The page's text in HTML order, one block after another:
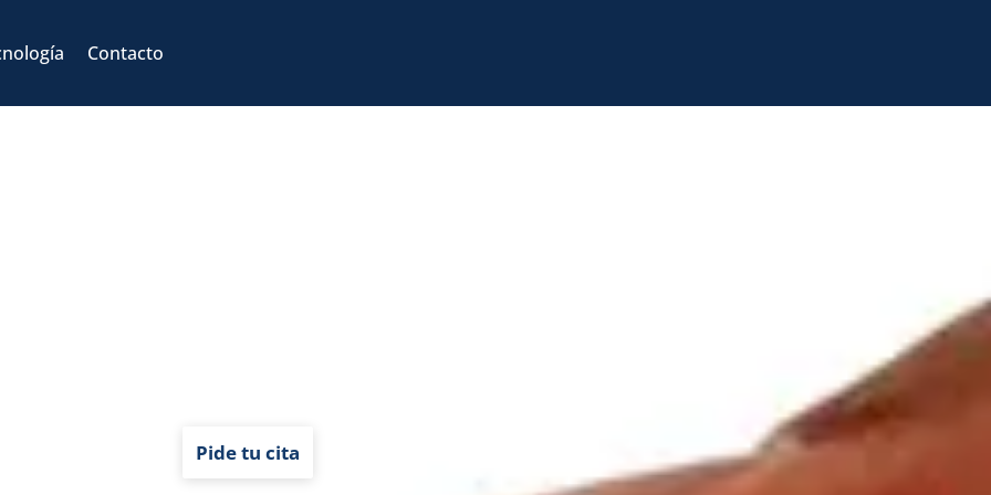
Contacto
Pide tu cita